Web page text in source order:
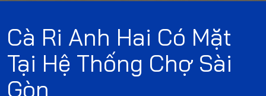
Cà Ri Anh Hai Có Mặt
Tại Hệ Thống Chợ Sài
Gòn